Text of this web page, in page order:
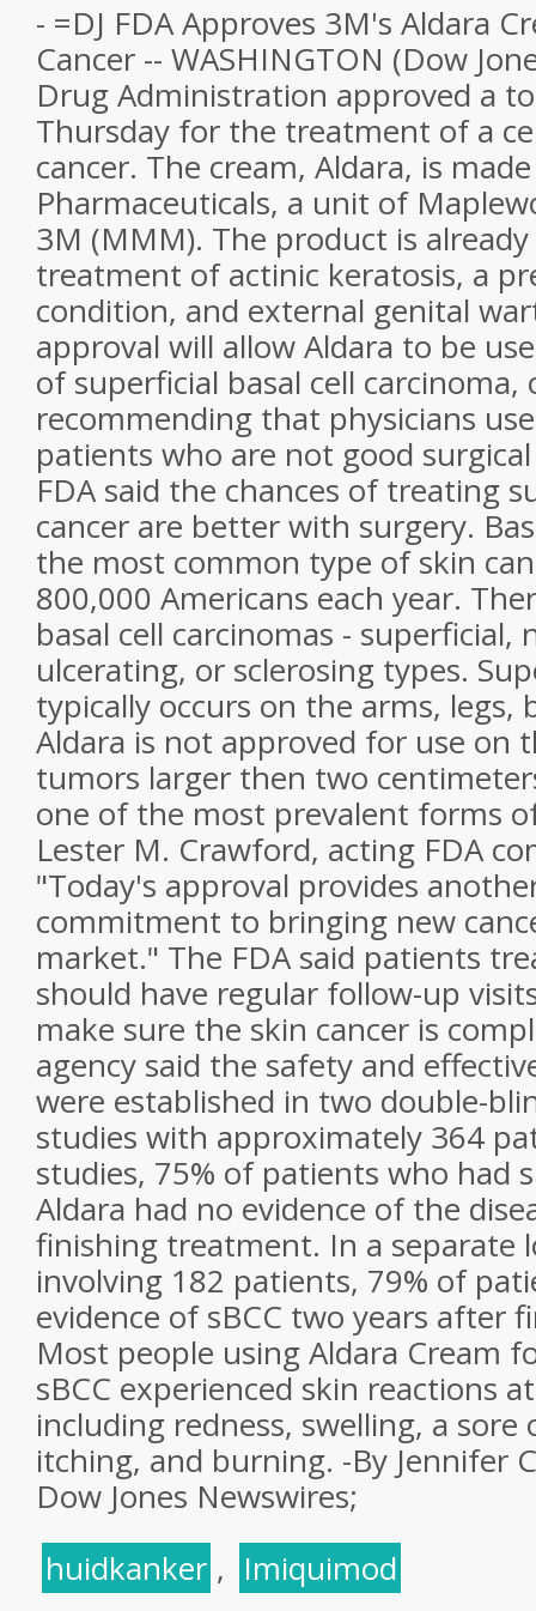
- =DJ FDA Approves 3M's Aldara
Cancer -- WASHINGTON (Dow
Drug Administration approved a
Thursday for the treatment of a
cancer. The cream, Aldara, is
Pharmaceuticals, a unit of
3M (MMM). The product is
treatment of actinic keratosis, a
condition, and external genital
approval will allow Aldara to be
of superficial basal cell carcinoma,
recommending that physicians
patients who are not good
FDA said the chances of treating
cancer are better with surgery.
the most common type of skin
800,000 Americans each year.
basal cell carcinomas -
ulcerating, or sclerosing types.
typically occurs on the arms, legs,
Aldara is not approved for use on
tumors larger then two
one of the most prevalent forms
Lester M. Crawford, acting FDA
"Today's approval provides
commitment to bringing new
market." The FDA said patients
should have regular follow-up
make sure the skin cancer is
agency said the safety and
were established in two double-
studies with approximately 364
studies, 75% of patients who had
Aldara had no evidence of the
finishing treatment. In a separate
involving 182 patients, 79% of
evidence of sBCC two years after
Most people using Aldara Cream
sBCC experienced skin reactions
including redness, swelling, a
itching, and burning. -By Jennifer
Dow Jones Newswires;
huidkanker , Imiquimod